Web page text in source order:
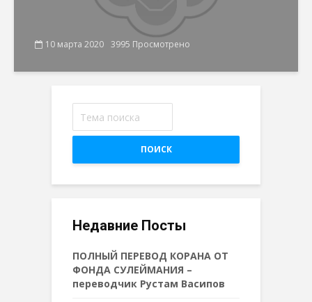
10 марта 2020 3995 Просмотрено
ПОИСК
Недавние Посты
ПОЛНЫЙ ПЕРЕВОД КОРАНА ОТ
ФОНДА СУЛЕЙМАНИЯ –
переводчик Рустам Васипов